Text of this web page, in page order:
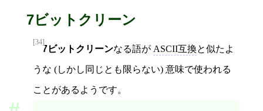
7ビットクリーン
[34]
7ビットクリーンなる語が ASCII互換と似たよ
うな (しかし同じとも限らない) 意味で使われる
ことがあるようです。